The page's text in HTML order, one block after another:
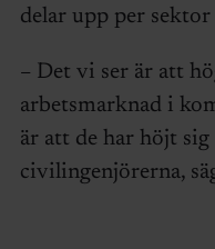
delar upp per sektor
– Det vi ser är att
arbetsmarknad i
är att de har höjt sig
civilingenjörerna,